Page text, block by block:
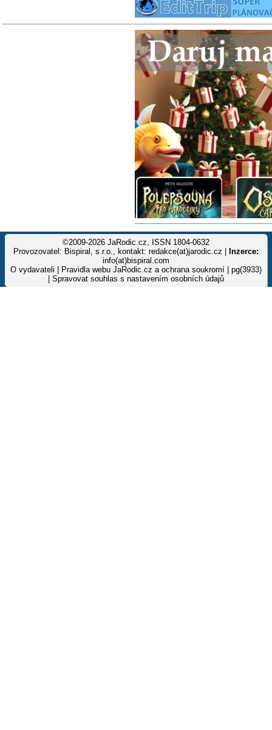
©2009-2026 JaRodic.cz, ISSN 1804-0632
Provozovatel: Bispiral, s.r.o., kontakt: redakce(at)jarodic.cz |
Inzerce:
info(at)bispiral.com
O vydavateli
Pravidla webu JaRodic.cz a ochrana soukromí | pg(3933)
Spravovat souhlas s nastavením osobních údajů